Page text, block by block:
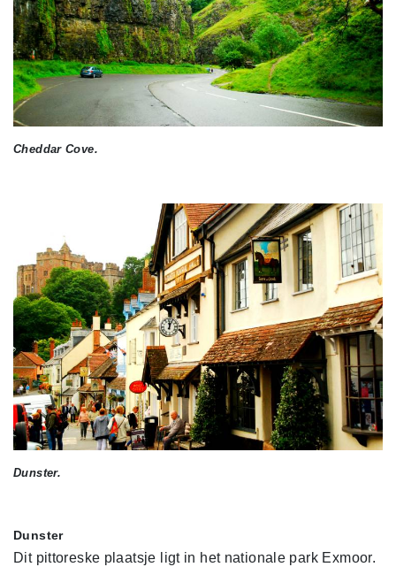
Cheddar Cove.
Dunster.
Dunster
Dit pittoreske plaatsje ligt in het nationale park Exmoor.